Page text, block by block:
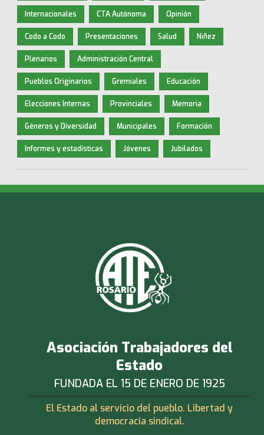
Internacionales CTA Autónoma Opinión
Codo a Codo Presentaciones Salud Niñez
Plenarios Administración Central
Pueblos Originarios Gremiales Educación
Elecciones Internas Provinciales Memoria
Géneros y Diversidad Municipales Formación
Informes y estadísticas Jóvenes Jubilados
Asociación Trabajadores del
Estado
FUNDADA EL 15 DE ENERO DE 1925
El Estado al servicio del pueblo. Libertad y
democracia sindical.